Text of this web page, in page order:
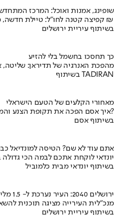
שופינג, אמנות ואוכל: המרכז
קפיצה קטנה לחו"ל: טיילת חדשה, מיצגי אמנות, וכיכרות משופצות בהשקעה של 100 מיליון ₪
בשיתוף עיריית ירושלים
כך תחסכו בחשמל בלי להזיע
מהפכת האנרגיה של תדיראן:
בשיתוף TADIRAN
מאחורי הקלעים של הטעם הישראלי
איך אסם הפכה את תקופת הצנע והמחסור הקשה של שנות ה-40 למותג לאומי?
בשיתוף אסם
אתם עוד לא שם? הטיסה למונדיאל
יונדאי לוקחת אתכם לבמה הכי גדולה
בשיתוף יונדאי מבית כלמוביל
ירושלים 2040: העיר נערכת ל- 1.5 מליון תושבים
מנכ"לית העירייה מציגה תוכנית
בשיתוף עיריית ירושלים